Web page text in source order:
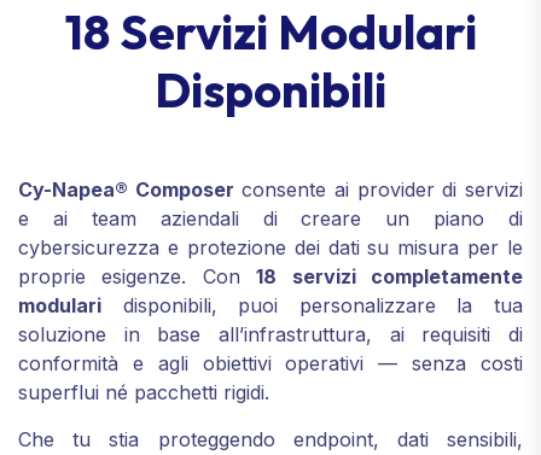
18 Servizi Modulari
Disponibili
Cy-Napea® Composer consente ai provider di servizi
e ai team aziendali di creare un piano di
cybersicurezza e protezione dei dati su misura per le
proprie esigenze. Con18 servizi completamente
modulari disponibili, puoi personalizzare la tua
soluzione in base all’infrastruttura, ai requisiti di
conformità e agli obiettivi operativi — senza costi
superflui né pacchetti rigidi.
Che tu stia proteggendo endpoint, dati sensibili,